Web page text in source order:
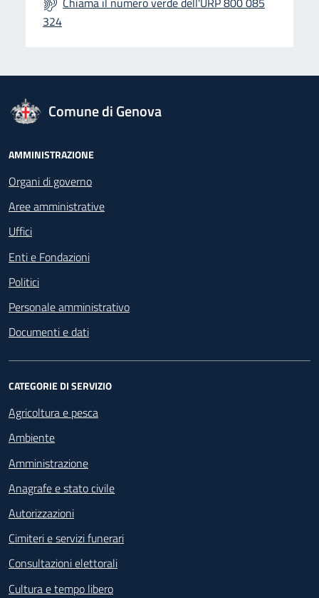
324
logo Unione Europea
Comune di Genova
Footer - Navigazione
AMMINISTRAZIONE
Organi di governo
Aree amministrative
Uffici
Enti e Fondazioni
Politici
Personale amministrativo
Documenti e dati
CATEGORIE DI SERVIZIO
Agricoltura e pesca
Ambiente
Amministrazione
Anagrafe e stato civile
Autorizzazioni
Cimiteri e servizi funerari
Consultazioni elettorali
Cultura e tempo libero